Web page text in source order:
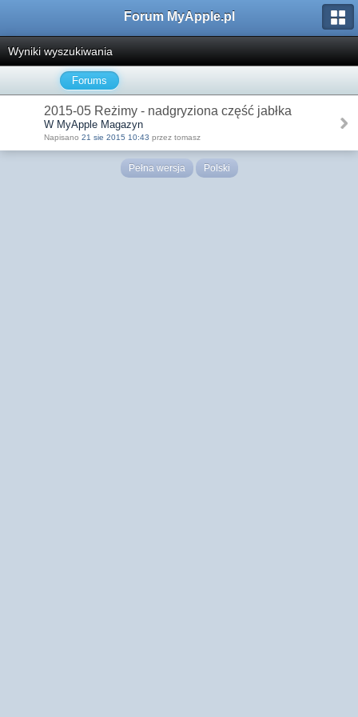
Forum MyApple.pl
Wyniki wyszukiwania
Forums
2015-05 Reżimy - nadgryziona część jabłka
W MyApple Magazyn
Napisano 21 sie 2015 10:43 przez tomasz
Pełna wersja Polski